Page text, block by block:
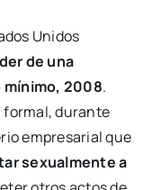
Unidos
de una
mínimo, 2008.
formal, durante
empresarial que
sexualmente a